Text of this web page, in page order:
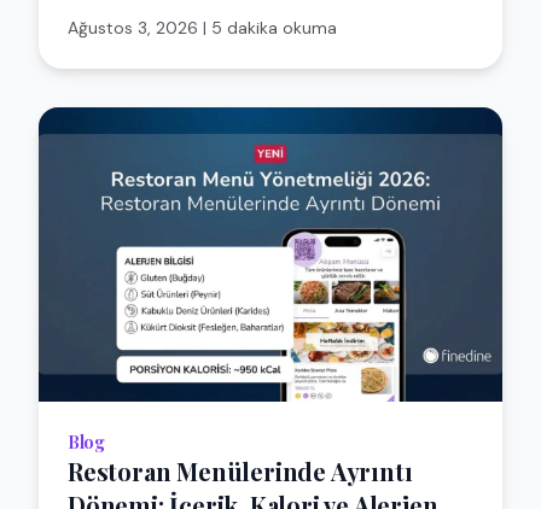
Ağustos 3, 2026 | 5 dakika okuma
Blog
Restoran Menülerinde Ayrıntı